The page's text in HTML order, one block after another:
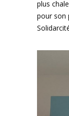
plus
pour son